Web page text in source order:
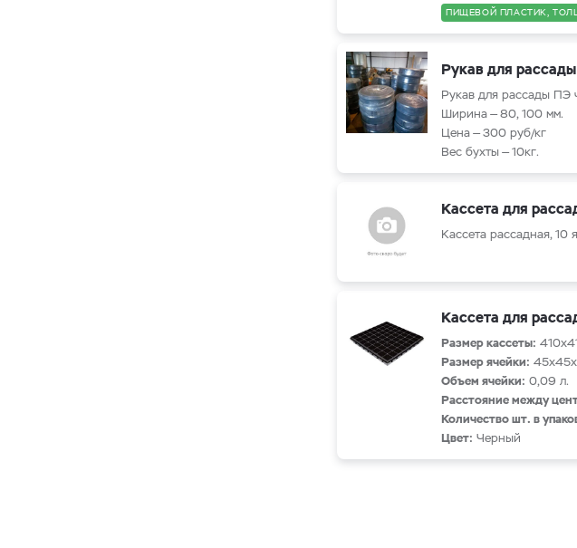
ПИЩЕВОЙ ПЛАСТИК,
Рукав для
Рукав для рассады ПЭ
Ширина — 80, 100 мм.
Цена — 300 руб/кг
Вес бухты — 10кг.
Кассета для
Кассета рассадная, 10
Кассета для
Размер кассеты:
Размер ячейки:
Объем ячейки: 0,09 л.
Расстояние между
Количество шт. в
Цвет: Черный